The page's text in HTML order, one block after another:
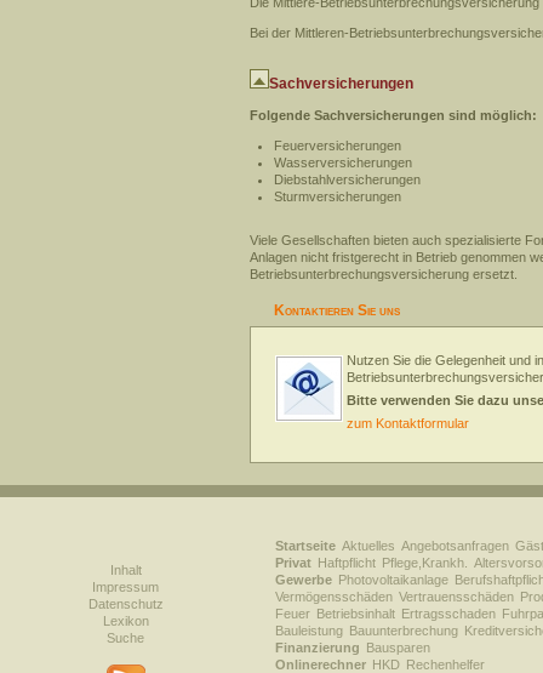
Bei der Mittleren-
Sachversicherungen
Folgende Sachversicherungen sind möglich:
Feuerversicherungen
Wasserversicherungen
Diebstahlversicherungen
Sturmversicherungen
Viele Gesellschaften bieten auch spezialisierte
Anlagen nicht fristgerecht in Betrieb genommen
Betriebsunterbrechungsversicherung ersetzt.
Kontaktieren Sie uns
Nutzen Sie die Gelegenheit und
Bitte verwenden Sie dazu
zum Kontaktformular
Inhalt
Impressum
Datenschutz
Lexikon
Suche
Startseite Aktuelles Angebotsanfragen
Privat Haftpflicht Pflege,Krankh.
Gewerbe Photovoltaikanlage
Vermögensschäden Vertrauensschäden
Feuer Betriebsinhalt Ertragsschaden
Bauleistung Bauunterbrechung
Finanzierung Bausparen
Onlinerechner HKD Rechenhelfer